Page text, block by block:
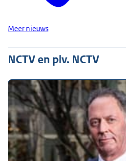
Meer nieuws
NCTV en plv. NCTV